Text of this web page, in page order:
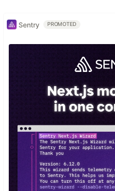
Sentry PROMOTED